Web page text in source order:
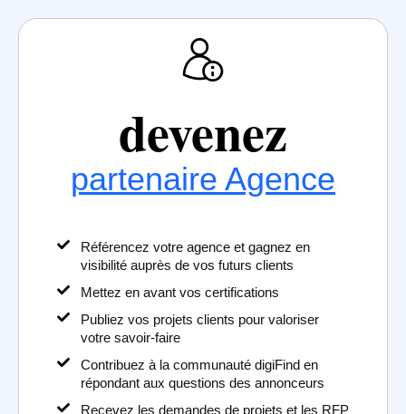
devenez
partenaire Agence
Référencez votre agence et gagnez en
visibilité auprès de vos futurs clients
Mettez en avant vos certifications
Publiez vos projets clients pour valoriser
votre savoir-faire
Contribuez à la communauté digiFind en
répondant aux questions des annonceurs
Recevez les demandes de projets et les RFP